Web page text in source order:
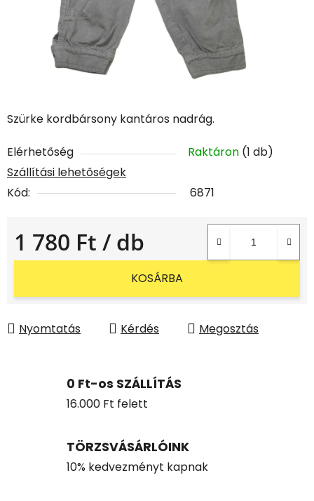
Szürke kordbársony kantáros nadrág.
Elérhetőség Raktáron (1 db)
Szállítási lehetőségek
Kód:
6871
1 780 Ft / db
Egységár:
KOSÁRBA
Nyomtatás Kérdés Megosztás
0 Ft-os SZÁLLÍTÁS
16.000 Ft felett
TÖRZSVÁSÁRLÓINK
10% kedvezményt kapnak